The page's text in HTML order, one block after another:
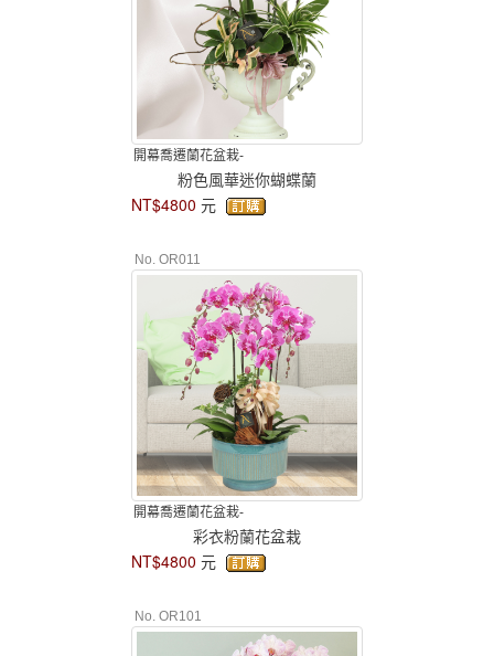
開幕喬遷蘭花盆栽-
粉色風華迷你蝴蝶蘭
NT$4800 元
No. OR011
開幕喬遷蘭花盆栽-
彩衣粉蘭花盆栽
NT$4800 元
No. OR101